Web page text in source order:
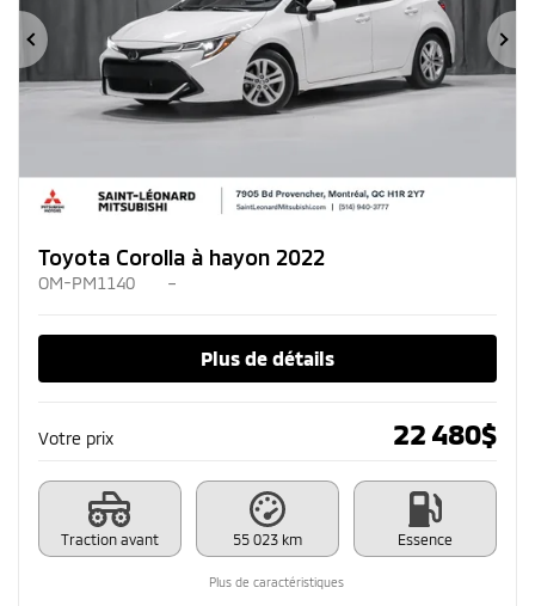
Précédent
Toyota Corolla à hayon 2022
OM-PM1140 –
Plus de détails
Votre prix 22 480$
Traction avant 55 023 km Essence
Plus de caractéristiques